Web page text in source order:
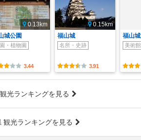
0.13km
城公園
・植物園
3.44
0.15km
福山城
名所・史跡
3.91
福山
美術
光ランキングを見る
観光ランキングを見る